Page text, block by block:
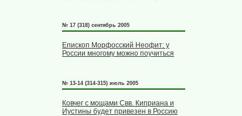
№ 17 (318) сентябрь 2005
Епископ Морфосский Неофит: у
России многому можно поучиться
№ 13-14 (314-315) июль 2005
Ковчег с мощами Свв. Киприана и
Иустины будет привезен в Россию